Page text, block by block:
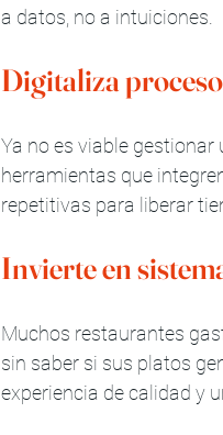
a datos, no a intuiciones.
Digitaliza
Ya no es viable
herramientas que
repetitivas para liberar
Invierte en
Muchos restaurantes
sin saber si sus platos
experiencia de calidad y